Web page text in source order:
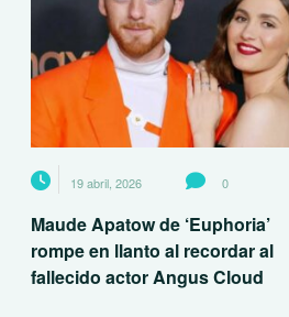
19 abril, 2026 0
Maude Apatow de ‘Euphoria’
rompe en llanto al recordar al
fallecido actor Angus Cloud